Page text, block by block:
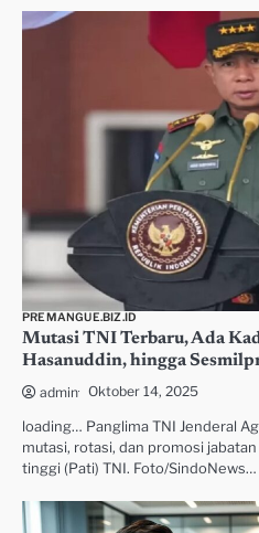
PREMANGUE.BIZ.ID
Mutasi TNI Terbaru, Ada
Hasanuddin, hingga
admin Oktober 14, 2025
loading… Panglima TNI Jenderal
mutasi, rotasi, dan promosi
tinggi (Pati) TNI. Foto/SindoNews…